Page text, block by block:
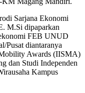
Sarjana Ekonomi
M.Si dipaparkan
FEB UNUD
Pusat diantaranya
Awards (IISMA)
dan Studi Independen
Kampus